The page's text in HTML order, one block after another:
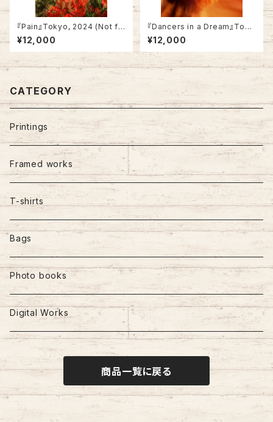
『Pain』Tokyo, 2024 (Not fr
amed)
¥12,000
『Dancers in a Dream』Toky
o, 2022 (A4・Not framed）
¥12,000
CATEGORY
Printings
Framed works
T-shirts
Bags
Photo books
Digital Works
商品一覧に戻る